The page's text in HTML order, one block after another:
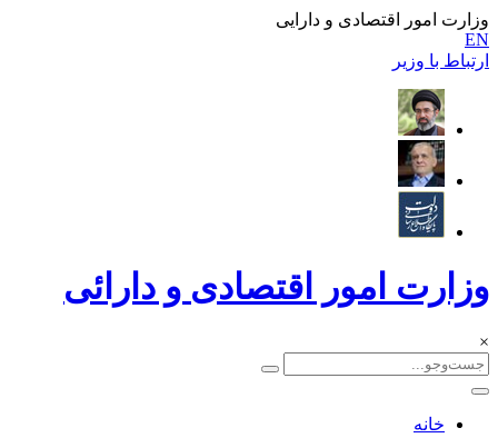
وزارت امور اقتصادی و دارایی
EN
ارتباط با وزیر
وزارت امور اقتصادی و دارائی
×
خانه